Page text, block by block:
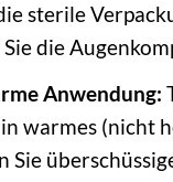
sterile
die
Anwendung:
warmes (nicht
Sie